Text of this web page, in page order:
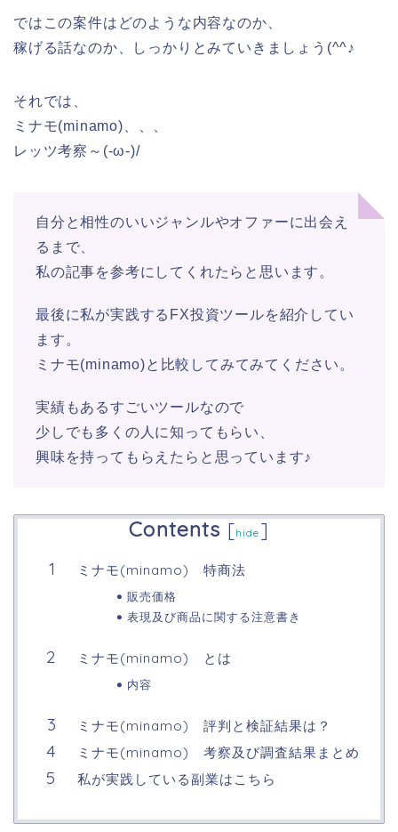
ではこの案件はどのような内容なのか、
稼げる話なのか、しっかりとみていきましょう(^^♪
それでは、
ミナモ(minamo)、、、
レッツ考察～(-ω-)/
自分と相性のいいジャンルやオファーに出会え
るまで、
私の記事を参考にしてくれたらと思います。
最後に私が実践するFX投資ツールを紹介してい
ます。
ミナモ(minamo)と比較してみてみてください。
実績もあるすごいツールなので
少しでも多くの人に知ってもらい、
興味を持ってもらえたらと思っています♪
Contents [hide ]
ミナモ(minamo) 特商法
販売価格
表現及び商品に関する注意書き
ミナモ(minamo) とは
内容
ミナモ(minamo) 評判と検証結果は？
ミナモ(minamo) 考察及び調査結果まとめ
私が実践している副業はこちら